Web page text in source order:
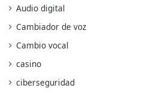
Audio digital
Cambiador de voz
Cambio vocal
casino
ciberseguridad